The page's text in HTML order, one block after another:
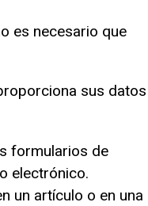
es necesario que
sus datos
formularios de
electrónico.
un artículo o en una